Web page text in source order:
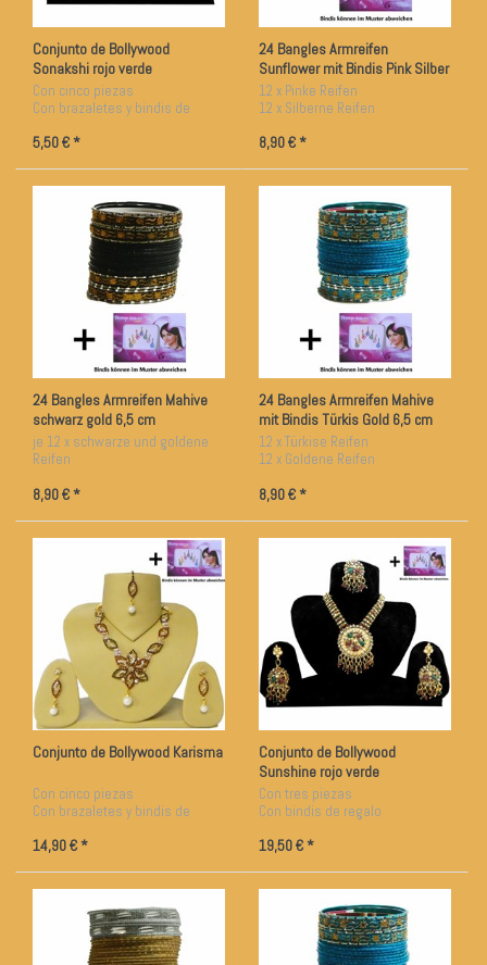
Conjunto de Bollywood
Sonakshi rojo verde
Con cinco piezas
Con brazaletes y bindis de
5,50 € *
24 Bangles Armreifen
Sunflower mit Bindis Pink Silber
6,5 cm Durchmesser
12 x Pinke Reifen
12 x Silberne Reifen
8,90 € *
24 Bangles Armreifen Mahive
schwarz gold 6,5 cm
Durchmesser
je 12 x schwarze und goldene
Reifen
8,90 € *
24 Bangles Armreifen Mahive
mit Bindis Türkis Gold 6,5 cm
Durchmesser
12 x Türkise Reifen
12 x Goldene Reifen
8,90 € *
Conjunto de Bollywood Karisma
Con cinco piezas
Con brazaletes y bindis de
14,90 € *
Conjunto de Bollywood
Sunshine rojo verde
Con tres piezas
Con bindis de regalo
19,50 € *